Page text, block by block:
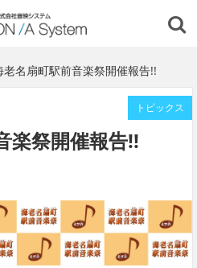
名扇町駅前音楽祭開催報告!!
トピックス
楽祭開催報告!!